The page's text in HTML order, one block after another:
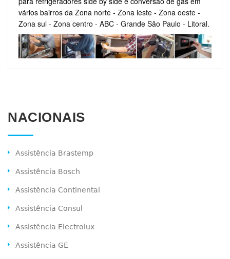
vários bairros da Zona norte - Zona leste - Zona oeste -
Zona sul - Zona centro - ABC - Grande São Paulo - Litoral.
NACIONAIS
Assistência Brastemp
Assistência Bosch
Assistência Continental
Assistência Consul
Assistência Electrolux
Assistência GE